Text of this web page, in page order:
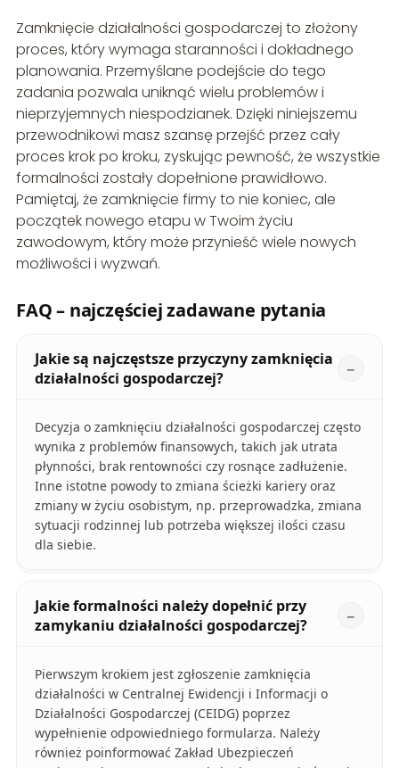
Zamknięcie działalności gospodarczej to złożony
proces, który wymaga staranności i dokładnego
planowania. Przemyślane podejście do tego
zadania pozwala uniknąć wielu problemów i
nieprzyjemnych niespodzianek. Dzięki niniejszemu
przewodnikowi masz szansę przejść przez cały
proces krok po kroku, zyskując pewność, że wszystkie
formalności zostały dopełnione prawidłowo.
Pamiętaj, że zamknięcie firmy to nie koniec, ale
początek nowego etapu w Twoim życiu
zawodowym, który może przynieść wiele nowych
możliwości i wyzwań.
FAQ – najczęściej zadawane pytania
Jakie są najczęstsze przyczyny zamknięcia
działalności gospodarczej?
Decyzja o zamknięciu działalności gospodarczej często
wynika z problemów finansowych, takich jak utrata
płynności, brak rentowności czy rosnące zadłużenie.
Inne istotne powody to zmiana ścieżki kariery oraz
zmiany w życiu osobistym, np. przeprowadzka, zmiana
sytuacji rodzinnej lub potrzeba większej ilości czasu
dla siebie.
Jakie formalności należy dopełnić przy
zamykaniu działalności gospodarczej?
Pierwszym krokiem jest zgłoszenie zamknięcia
działalności w Centralnej Ewidencji i Informacji o
Działalności Gospodarczej (CEIDG) poprzez
wypełnienie odpowiedniego formularza. Należy
również poinformować Zakład Ubezpieczeń